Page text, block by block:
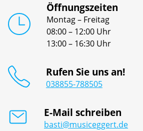
Öffnungszeiten
Montag – Freitag
08:00 – 12:00 Uhr
13:00 – 16:30 Uhr
Rufen Sie uns an!
038855-788505
E-Mail schreiben
basti@musiceggert.de